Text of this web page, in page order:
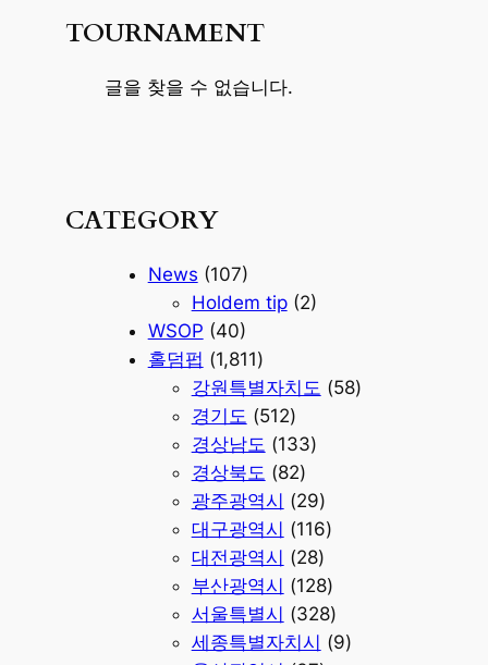
TOURNAMENT
글을 찾을 수 없습니다.
CATEGORY
News (107)
Holdem tip(2)
WSOP (40)
홀덤펍 (1,811)
강원특별자치도 (58)
경기도 (512)
경상남도 (133)
경상북도 (82)
광주광역시 (29)
대구광역시 (116)
대전광역시 (28)
부산광역시 (128)
서울특별시 (328)
세종특별자치시 (9)